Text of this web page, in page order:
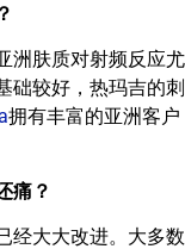
洲肤质对射频反应尤
础较好，热玛吉的刺
拥有丰富的亚洲客户
痛？
经大大改进。大多数